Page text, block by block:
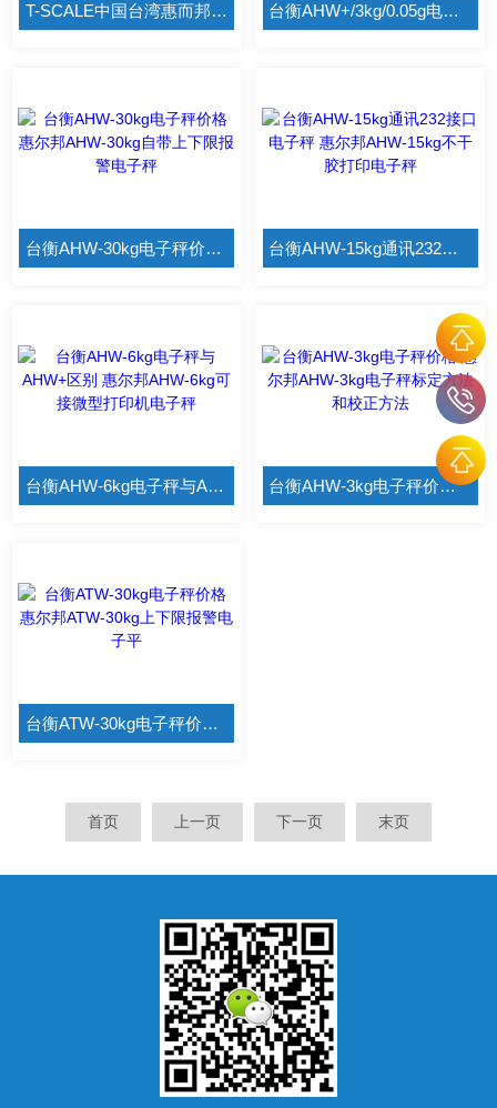
T-SCALE中国台湾惠而邦AWH+/6kg/0.1可设上下限合格报警电子秤 台衡AHW+/3kg/0.05g电子秤 惠尔邦AHW+/3kg接232串口电子秤
台衡AHW-30kg电子秤价格 惠尔邦AHW-30kg自带上下限报警电子秤 台衡AHW-15kg通讯232接口电子秤 惠尔邦AHW-15kg不干胶打印电子秤
台衡AHW-6kg电子秤与AHW+区别 惠尔邦AHW-6kg可接微型打印机电子秤 台衡AHW-3kg电子秤价格 惠尔邦AHW-3kg电子秤标定方法和校正方法
台衡ATW-30kg电子秤价格 惠尔邦ATW-30kg上下限报警电子平
首页 上一页 下一页 末页